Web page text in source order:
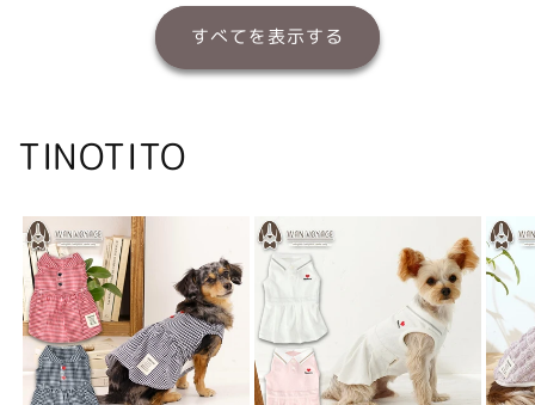
すべてを表示する
TINOTITO